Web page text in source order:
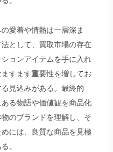
愛着や情熱は一層深ま
として、買取市場の存在
ョンアイテムを手に入れ
すます重要性を増してお
見込みがある。最終的
る物語や価値観を商品化
のブランドを理解し、そ
には、良質な商品を見極
。